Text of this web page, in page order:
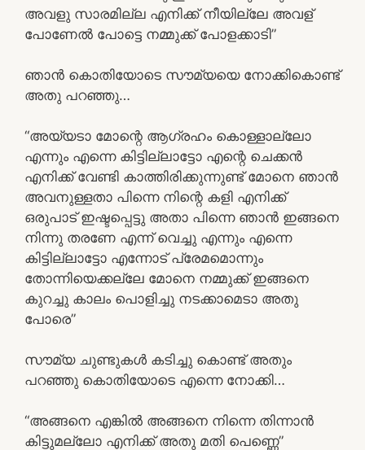
അവളു സാരമില്ല എനിക്ക് നീയില്ലേ അവള്
പോണേൽ പോട്ടെ നമ്മുക്ക് പോളക്കാടി”
ഞാൻ കൊതിയോടെ സൗമ്യയെ നോക്കികൊണ്ട്
അതു പറഞ്ഞു…
“അയ്യടാ മോന്റെ ആഗ്രഹം കൊള്ളാല്ലോ
എന്നും എന്നെ കിട്ടില്ലാട്ടോ എന്റെ ചെക്കൻ
എനിക്ക് വേണ്ടി കാത്തിരിക്കുന്നുണ്ട് മോനെ ഞാൻ
അവനുള്ളതാ പിന്നെ നിന്റെ കളി എനിക്ക്
ഒരുപാട് ഇഷ്ടപ്പെട്ടു അതാ പിന്നെ ഞാൻ ഇങ്ങനെ
നിന്നു തരണേ എന്ന് വെച്ചു എന്നും എന്നെ
കിട്ടില്ലാട്ടോ എന്നോട് പ്രേമമൊന്നും
തോന്നിയെക്കല്ലേ മോനെ നമ്മുക്ക് ഇങ്ങനെ
കുറച്ചു കാലം പൊളിച്ചു നടക്കാമെടാ അതു
പോരെ”
സൗമ്യ ചുണ്ടുകൾ കടിച്ചു കൊണ്ട് അതും
പറഞ്ഞു കൊതിയോടെ എന്നെ നോക്കി…
“അങ്ങനെ എങ്കിൽ അങ്ങനെ നിന്നെ തിന്നാൻ
കിട്ടുമല്ലോ എനിക്ക് അതു മതി പെണ്ണെ”